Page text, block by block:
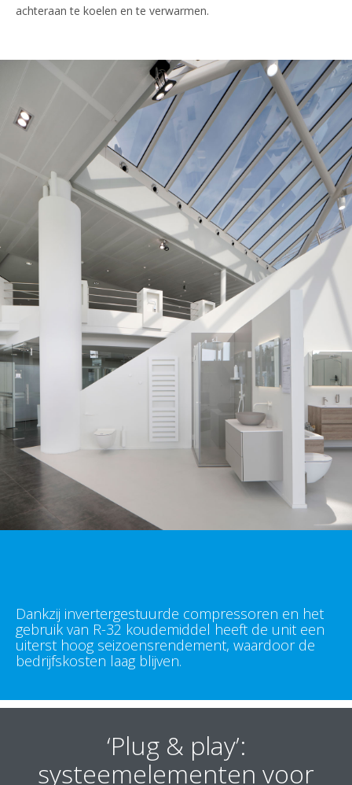
achteraan te koelen en te verwarmen.
Dankzij invertergestuurde compressoren en het
gebruik van R-32 koudemiddel heeft de unit een
uiterst hoog seizoensrendement, waardoor de
bedrijfskosten laag blijven.
‘Plug & play’:
systeemelementen voor